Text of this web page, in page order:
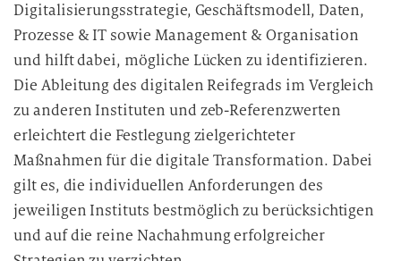
Digitalisierungsstrategie, Geschäftsmodell, Daten,
Prozesse & IT sowie Management & Organisation
und hilft dabei, mögliche Lücken zu identifizieren.
Die Ableitung des digitalen Reifegrads im Vergleich
zu anderen Instituten und zeb-Referenzwerten
erleichtert die Festlegung zielgerichteter
Maßnahmen für die digitale Transformation. Dabei
gilt es, die individuellen Anforderungen des
jeweiligen Instituts bestmöglich zu berücksichtigen
und auf die reine Nachahmung erfolgreicher